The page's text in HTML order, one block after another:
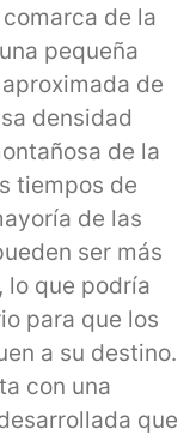
de la
pequeña
de
densidad
de la
tiempos de
de las
ser más
lo que podría
para que los
a su destino.
con una
que